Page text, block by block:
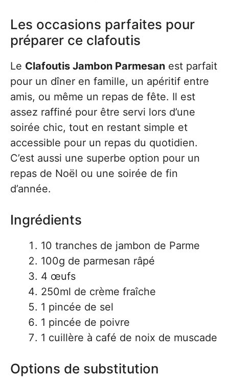
Les occasions parfaites pour
préparer ce clafoutis
Le Clafoutis Jambon Parmesan est parfait
pour un dîner en famille, un apéritif entre
amis, ou même un repas de fête. Il est
assez raffiné pour être servi lors d’une
soirée chic, tout en restant simple et
accessible pour un repas du quotidien.
C’est aussi une superbe option pour un
repas de Noël ou une soirée de fin
d’année.
Ingrédients
10 tranches de jambon de Parme
100g de parmesan râpé
4 œufs
250ml de crème fraîche
1 pincée de sel
1 pincée de poivre
1 cuillère à café de noix de muscade
Options de substitution